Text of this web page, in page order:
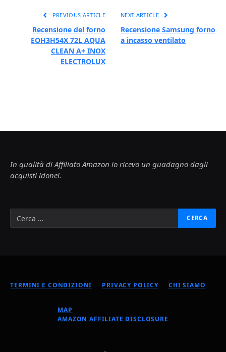
PREVIOUS ARTICLE
Recensione del forno
EOH3H54X 72L AQUA
CLEAN A+ INOX
ELECTROLUX
NEXT ARTICLE
Recensione Samsung forno
a incasso ventilato
In qualità di Affiliato Amazon io ricevo un guadagno dagli
acquisti idonei.
TERMINI E CONDIZIONI PRIVACY POLICY CHI SIAMO
MAP
AMAZON AFFILIATE DISCLOSURE